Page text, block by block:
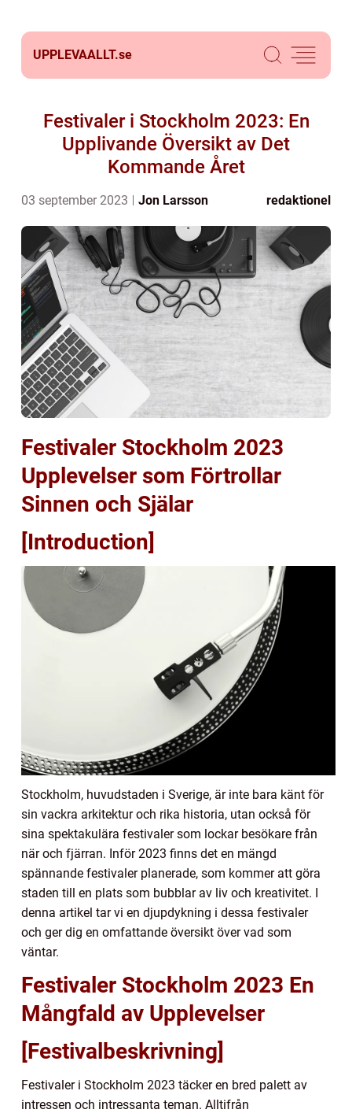
UPPLEVAALLT.se
Festivaler i Stockholm 2023: En
Upplivande Översikt av Det
Kommande Året
03 september 2023 Jon Larsson redaktionel
Festivaler Stockholm 2023
Upplevelser som Förtrollar
Sinnen och Själar
[Introduction]
Stockholm, huvudstaden i Sverige, är inte bara känt för
sin vackra arkitektur och rika historia, utan också för
sina spektakulära festivaler som lockar besökare från
när och fjärran. Inför 2023 finns det en mängd
spännande festivaler planerade, som kommer att göra
staden till en plats som bubblar av liv och kreativitet. I
denna artikel tar vi en djupdykning i dessa festivaler
och ger dig en omfattande översikt över vad som
väntar.
Festivaler Stockholm 2023 En
Mångfald av Upplevelser
[Festivalbeskrivning]
Festivaler i Stockholm 2023 täcker en bred palett av
intressen och intressanta teman. Alltifrån